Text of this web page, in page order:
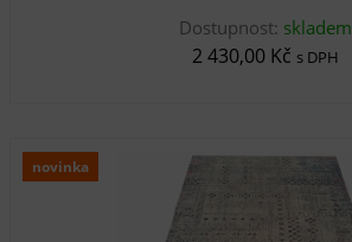
Dostupnost: skladem
2 430,00 Kč s DPH
novinka